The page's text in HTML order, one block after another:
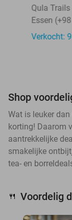
Qula Trails
Essen
Verkocht:
Shop
Wat is leuker
korting! Daarom
aantrekkelijke
smakelijke
tea- en
🍴 Voordelig